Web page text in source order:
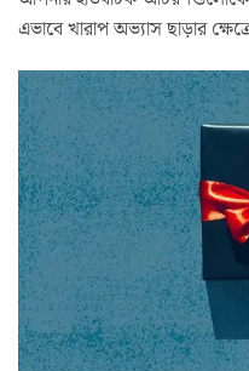
এভাবে খারাপ অভ্যাস ছাড়ার